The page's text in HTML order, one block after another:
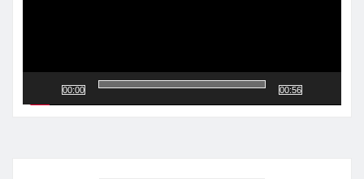
00:00 00:56